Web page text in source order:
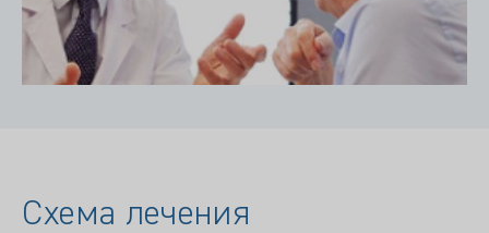
Схема лечения